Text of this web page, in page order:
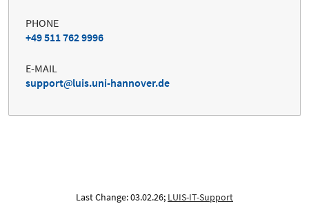
PHONE
+49 511 762 9996
E-MAIL
support
luis.uni-hannover.de
Last Change: 03.02.26; LUIS-IT-Support